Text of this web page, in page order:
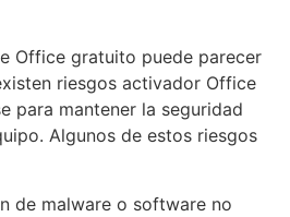
Office gratuito puede parecer
riesgos activador Office
para mantener la seguridad
Algunos de estos riesgos
de malware o software no